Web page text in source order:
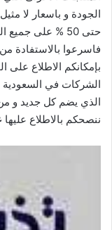
الجودة و باسعار لا
حتى 50 % على
فاسرعوا بالاستفادة
بإمكانكم الاطلاع على
الشركات في
الذي يضم كل جديد و من
ننصحكم بالاطلاع عليها